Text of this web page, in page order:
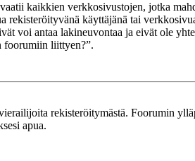
kaikkien verkkosivustojen, jotka
käyttäjänä tai
voi antaa lakineuvontaa ja eivät ole
foorumiin liittyen?”.
rekisteröitymästä. Foorumin
apua.